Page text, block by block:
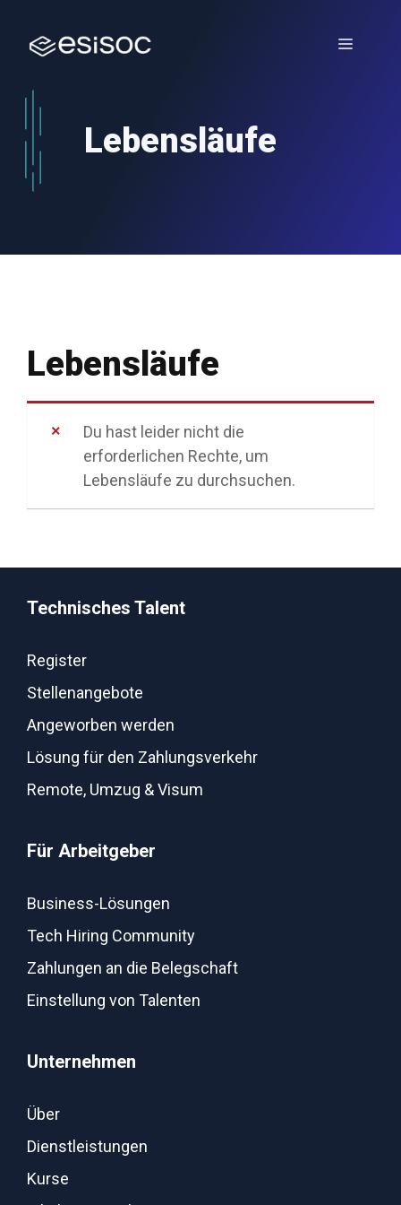
Inhalt
springen
Menü
Lebensläufe
Lebensläufe
Du hast leider nicht die
erforderlichen Rechte, um
Lebensläufe zu durchsuchen.
Technisches Talent
Register
Stellenangebote
Angeworben werden
Lösung für den Zahlungsverkehr
Remote, Umzug & Visum
Für Arbeitgeber
Business-Lösungen
Tech Hiring Community
Zahlungen an die Belegschaft
Einstellung von Talenten
Unternehmen
Über
Dienstleistungen
Kurse